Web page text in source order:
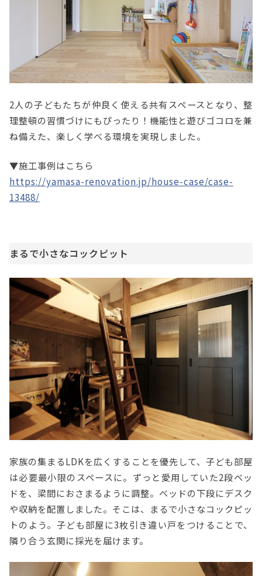
2人の子どもたちが仲良く使える共有スペースとなり、整
理整頓の習慣づけにもぴったり！機能性と遊びゴコロを兼
ね備えた、楽しく学べる環境を実現しました。
▼施工事例はこちら
https://yamasa-renovation.jp/house-case/case-
13488/
まるで小さなコックピット
家族の集まるLDKを広くすることを優先して、子ども部屋
は必要最小限のスペースに。ずっと愛用していた2段ベッ
ドを、梁間におさまるように調整。ベッドの下段にデスク
や収納を配置しました。そこは、まるで小さなコックピッ
トのよう。子ども部屋に3枚引き違い戸をつけることで、
隣り合う玄関に採光を届けます。